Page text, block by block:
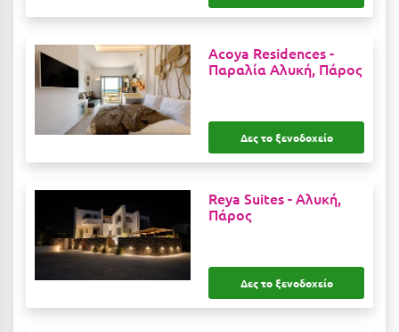
Λασίθι
Λεπτοκαρυά
Λίμνη Πλαστήρα
Λιτόχωρο
Λουτρά Πόζαρ
Acoya Residences -
Παραλία Αλυκή, Πάρος
Δες το ξενοδοχείο
Reya Suites -Αλυκή,
Πάρος
Δες το ξενοδοχείο